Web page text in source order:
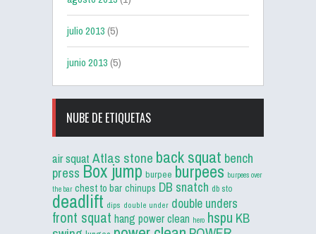
julio 2013(5)
junio 2013(5)
NUBE DE ETIQUETAS
air squat Atlas stone back squat bench
press Box jump burpee burpees burpees over
the bar chest to bar chinups DB snatch db sto
deadlift dips double under double unders
front squat hang power clean hero hspu KB